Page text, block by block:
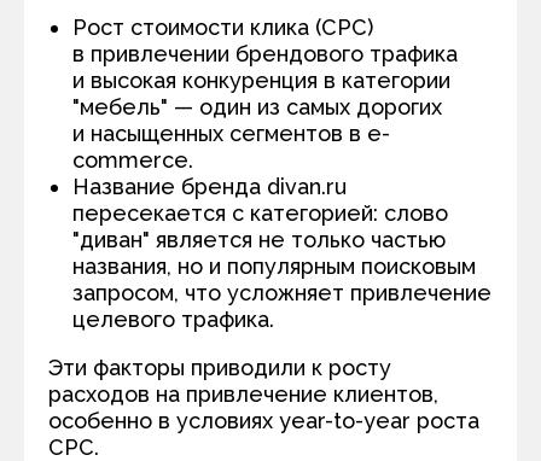
Рост стоимости клика (СРС)
в привлечении брендового трафика
и высокая конкуренция в категории
"мебель" — один из самых дорогих
и насыщенных сегментов в e-
commerce.
Название бренда divan.ru
пересекается с категорией: слово
"диван" является не только частью
названия, но и популярным поисковым
запросом, что усложняет привлечение
целевого трафика.
Эти факторы приводили к росту
расходов на привлечение клиентов,
особенно в условиях year-to-year роста
CPC.